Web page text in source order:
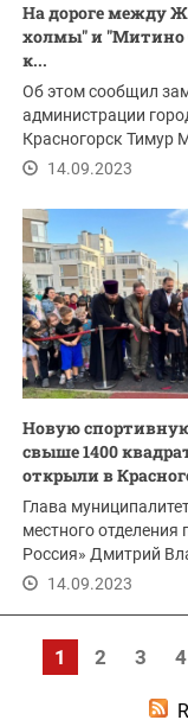
На дороге между
холмы" и "Митино
к...
Об этом сообщил
администрации
Красногорск Тимур
14.09.2023
Новую
свыше 1400
открыли в
Глава
местного отделения
Россия» Дмитрий
Волков осмотрел...
14.09.2023
1 2 3 4